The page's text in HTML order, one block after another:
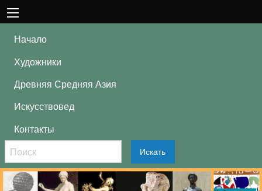
Начало
Художники
Древняя Средняя Азия
Искусствовед
Контакты
Искать